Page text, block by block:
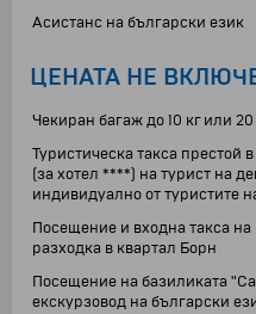
Асистанс на български език
ЦЕНАТА НЕ
Чекиран багаж до 10 кг или 20
Туристическа такса престой
(за хотел ****) на турист на
индивидуално от туристите
Посещение и входна такса
разходка в квартал Борн
Посещение на базиликата
екскурзовод на български